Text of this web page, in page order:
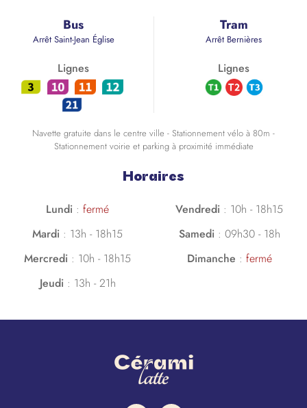
Bus
Arrêt Saint-Jean Église
Lignes
Tram
Arrêt Bernières
Lignes
Navette gratuite dans le centre ville - Stationnement vélo à 80m -
Stationnement voirie et parking à proximité immédiate
Horaires
Lundi : fermé
Mardi : 13h - 18h15
Mercredi : 10h - 18h15
Jeudi: 13h - 21h
Vendredi : 10h - 18h15
Samedi: 09h30 - 18h
Dimanche : fermé